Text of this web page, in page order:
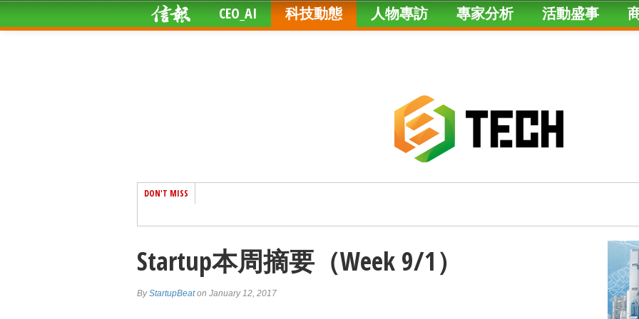
CEO_AI 科技動態 人物專訪 專家分析 活動盛事
DON'T MISS
Startup本周摘要（Week 9/1）
ByStartupBeaton January 12, 2017